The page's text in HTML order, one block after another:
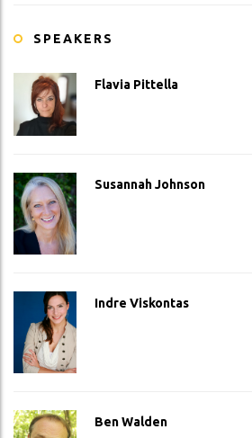
SPEAKERS
Flavia Pittella
Susannah Johnson
Indre Viskontas
Ben Walden